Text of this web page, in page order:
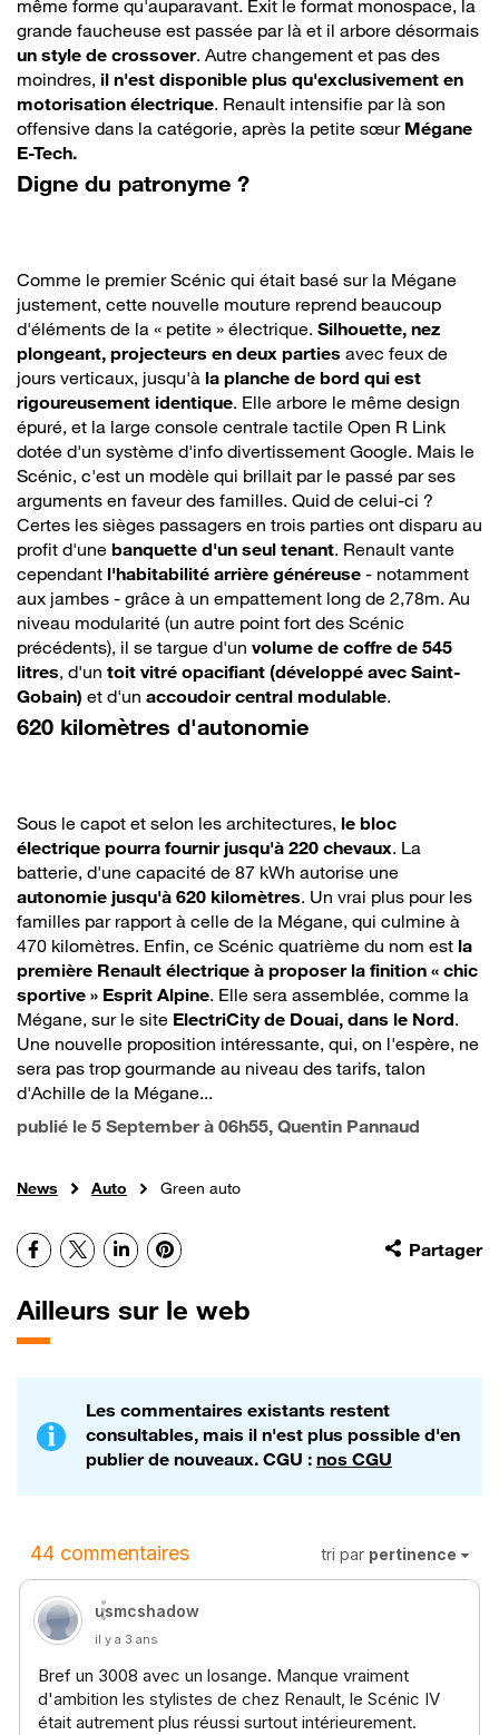
même forme qu'auparavant. Exit le format monospace, la
grande faucheuse est passée par là et il arbore désormais
un style de crossover. Autre changement et pas des
moindres, il n'est disponible plus qu'exclusivement en
motorisation électrique. Renault intensifie par là son
offensive dans la catégorie, après la petite sœur Mégane
E-Tech.
Digne du patronyme ?
Comme le premier Scénic qui était basé sur la Mégane
justement, cette nouvelle mouture reprend beaucoup
d'éléments de la « petite » électrique. Silhouette, nez
plongeant, projecteurs en deux parties avec feux de
jours verticaux, jusqu'à la planche de bord qui est
rigoureusement identique. Elle arbore le même design
épuré, et la large console centrale tactile Open R Link
dotée d'un système d'info divertissement Google. Mais le
Scénic, c'est un modèle qui brillait par le passé par ses
arguments en faveur des familles. Quid de celui-ci ?
Certes les sièges passagers en trois parties ont disparu au
profit d'une banquette d'un seul tenant. Renault vante
cependant l'habitabilité arrière généreuse - notamment
aux jambes - grâce à un empattement long de 2,78m. Au
niveau modularité (un autre point fort des Scénic
précédents), il se targue d'un volume de coffre de 545
litres, d'un toit vitré opacifiant (développé avec Saint-
Gobain) et d'un accoudoir central modulable.
620 kilomètres d'autonomie
Sous le capot et selon les architectures, le bloc
électrique pourra fournir jusqu'à 220 chevaux. La
batterie, d'une capacité de 87 kWh autorise une
autonomie jusqu'à 620 kilomètres. Un vrai plus pour les
familles par rapport à celle de la Mégane, qui culmine à
470 kilomètres. Enfin, ce Scénic quatrième du nom est la
première Renault électrique à proposer la finition « chic
sportive » Esprit Alpine. Elle sera assemblée, comme la
Mégane, sur le site ElectriCity de Douai, dans le Nord.
Une nouvelle proposition intéressante, qui, on l'espère, ne
sera pas trop gourmande au niveau des tarifs, talon
d'Achille de la Mégane...
publié le 5 September à 06h55, Quentin Pannaud
News Auto Green auto
Partager
Facebook
X LinkedInPinterest
Ailleurs sur le web
Les commentaires existants restent
consultables, mais il n'est plus possible d'en
publier de nouveaux. CGU : nos CGU